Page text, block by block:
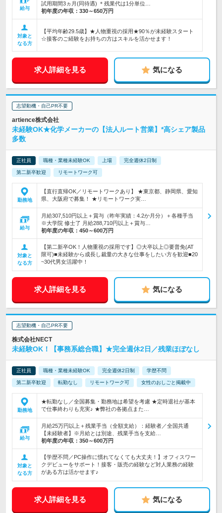
給与
試用期間3ヵ月(同待遇) ＊残業代は1分単位…
初年度の年収： 330～650万円
対象と
なる方
【平均年齢29.5歳】★人物重視の採用★90％が未経験スタート
☆接客のご経験をお持ちの方はスキルを活かせます！
求人詳細を見る 気になる
志望動機・自己PR不要
artience株式会社
未経験OK★化学メーカーの【法人ルート営業】*高シェア製品
多数
正社員 職種・業種未経験OK 上場 完全週休2日制
第二新卒歓迎 リモートワーク可
勤務地
【直行直帰OK／リモートワークあり】 ★東京都、静岡県、愛知
県、大阪府で募集！ ★リモートワーク実…
給与
月給307,510円以上＋賞与（昨年実績：4.2か月分）＋各種手当
※大学院 修士了 月給288,710円以上＋賞与…
初年度の年収： 450～600万円
対象と
なる方
【第二新卒OK！人物重視の採用です】◎大卒以上◎要普免(AT
限可)■未経験から成長し裁量の大きな仕事をしたい方を歓迎■20
~30代男女活躍中！
求人詳細を見る 気になる
志望動機・自己PR不要
株式会社NECT
未経験OK！【事務系総合職】★完全週休2日／残業ほぼなし
正社員 職種・業種未経験OK 完全週休2日制 学歴不問
第二新卒歓迎 転勤なし リモートワーク可 女性のおしごと掲載中
勤務地
★転勤なし／全国募集・勤務地は希望を考慮 ★定時退社が基本
で仕事終わりも充実♪ ★弊社の各拠点また…
給与
月給25万円以上＋残業手当（全額支給）：経験者／全国共通
【未経験者】※月給とは別途、残業手当を支給…
初年度の年収： 350～600万円
対象と
なる方
【学歴不問／PC操作に慣れてなくても大丈夫！】オフィスワー
クデビューをサポート！接客・販売の経験など対人業務の経験
がある方は活かせます♪
求人詳細を見る 気になる